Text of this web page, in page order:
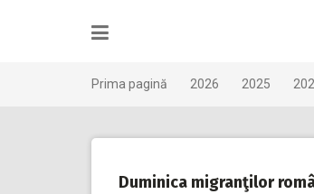
Prima pagină 2026 2025
Duminica migranţilor